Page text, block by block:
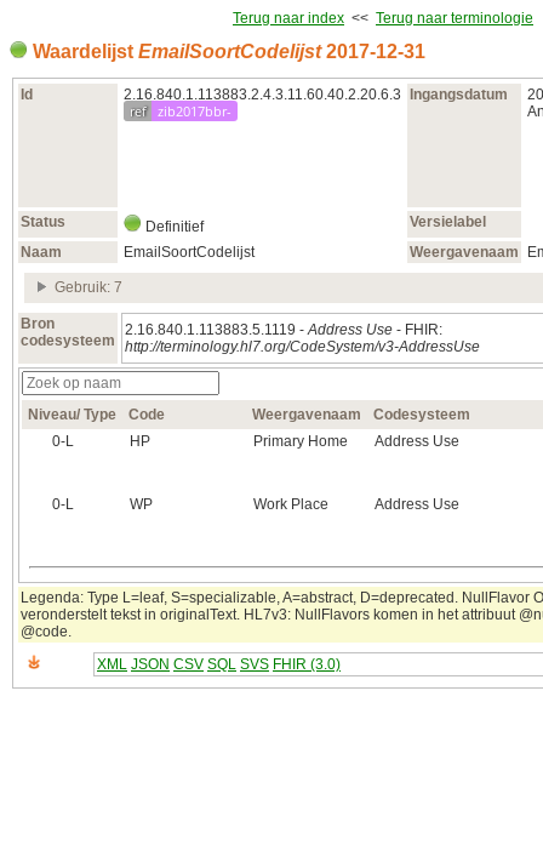
Terug naar index << Terug naar terminologie
Waardelijst EmailSoortCodelijst2017‑12‑31
Id 2.16.840.1.113883.2.4.3.11.60.40.2.20.6.3
ref zib2017bbr-
Ingangsdatum
Status Definitief
Versielabel
Naam
EmailSoortCodelijst Weergavenaam
Gebruik: 7
Bron
codesysteem
2.16.840.1.113883.5.1119 -Address Use - FHIR:
http://terminology.hl7.org/CodeSystem/v3-AddressUse
Niveau/ Type Code Weergavenaam
Codesysteem
0‑L
HP Primary Home Address Use
0‑L WP Work Place Address Use
Legenda: Type L=leaf, S=specializable, A=abstract, D=deprecated. NullFlavor
veronderstelt tekst in originalText. HL7v3: NullFlavors komen in het attribuut
@code.
XML JSON CSV SQL SVS FHIR (3.0)